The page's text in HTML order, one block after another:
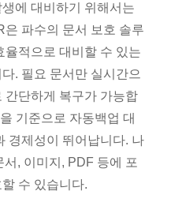
에 대비하기 위해서는
파수의 문서 보호 솔루
율적으로 대비할 수 있는
. 필요 문서만 실시간으
간단하게 복구가 가능합
기준으로 자동백업 대
경제성이 뛰어납니다. 나
, 이미지, PDF 등에 포
수 있습니다.